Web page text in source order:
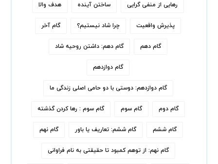
رهایی از منفی گرایی ساختن آینده هدف والا
پذیرش واقعیت چرا شاد نیستیم؟ گام آخر
گام دهم گام دهم: داشتن روحیه شاد
گام دوازدهم
گام دوازدهم: دوستی با دو حامی اصلی زندگی ما
گام دوم گام سوم گام سوم : رها کردن‌ گذشته
گام ششم گام ششم: تعاریف یا باور گام نهم
گام نهم: از توهم کمبود تا حقیقتی به نام فراوانی